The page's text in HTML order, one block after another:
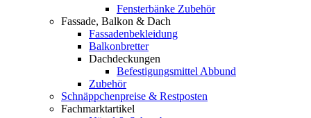
Fensterbänke Zubehör
Fassade, Balkon & Dach
Fassadenbekleidung
Balkonbretter
Dachdeckungen
Befestigungsmittel Abbund
Zubehör
Schnäppchenpreise & Restposten
Fachmarktartikel